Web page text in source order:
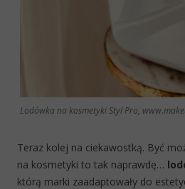
Lodówka na kosmetyki Styl Pro,
Teraz kolej na ciekawostką. Być
na kosmetyki to tak naprawdę…
którą marki zaadaptowały do